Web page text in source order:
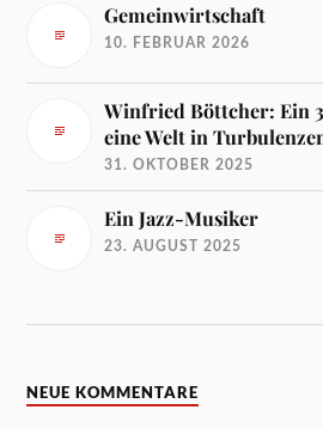
Gemeinwirtschaft
10. FEBRUAR 2026
Winfried Böttcher: Ein
eine Welt in
31. OKTOBER 2025
Ein Jazz-Musiker
23. AUGUST 2025
NEUE KOMMENTARE